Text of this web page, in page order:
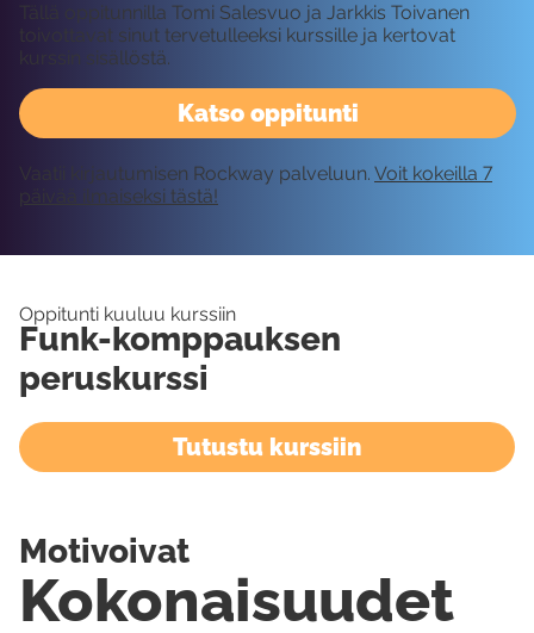
Katso oppitunti
Tällä oppitunnilla Tomi Salesvuo ja Jarkkis Toivanen
toivottavat sinut tervetulleeksi kurssille ja kertovat
kurssin sisällöstä.
Vaatii kirjautumisen Rockway palveluun. Voit kokeilla 7
päivää ilmaiseksi tästä!
Oppitunti kuuluu kurssiin
Funk-komppauksen
peruskurssi
Tutustu kurssiin
Kokonaisuudet
Motivoivat